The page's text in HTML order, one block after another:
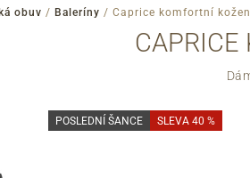
obuv / Baleríny / Caprice komfortní
POSLEDNÍ ŠANCE SLEVA 40 %